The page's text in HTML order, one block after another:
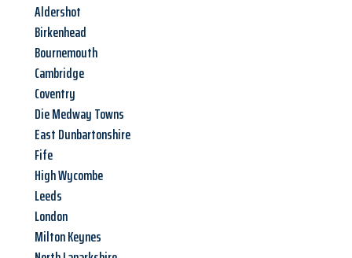
Aldershot
Birkenhead
Bournemouth
Cambridge
Coventry
Die Medway Towns
East Dunbartonshire
Fife
High Wycombe
Leeds
London
Milton Keynes